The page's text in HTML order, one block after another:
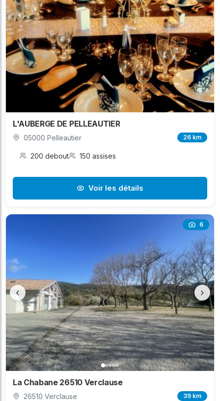
L'AUBERGE DE PELLEAUTIER
05000 Pelleautier 26 km
200 debout 150 assises
Voir les détails
6
‹ ›
La Chabane 26510 Verclause
26510 Verclause 39 km